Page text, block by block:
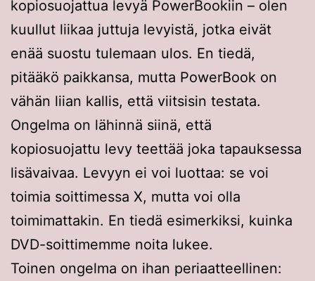
kopiosuojattua levyä PowerBookiin – olen
kuullut liikaa juttuja levyistä, jotka eivät
enää suostu tulemaan ulos. En tiedä,
pitääkö paikkansa, mutta PowerBook on
vähän liian kallis, että viitsisin testata.
Ongelma on lähinnä siinä, että
kopiosuojattu levy teettää joka tapauksessa
lisävaivaa. Levyyn ei voi luottaa: se voi
toimia soittimessa X, mutta voi olla
toimimattakin. En tiedä esimerkiksi, kuinka
DVD-soittimemme noita lukee.
Toinen ongelma on ihan periaatteellinen: